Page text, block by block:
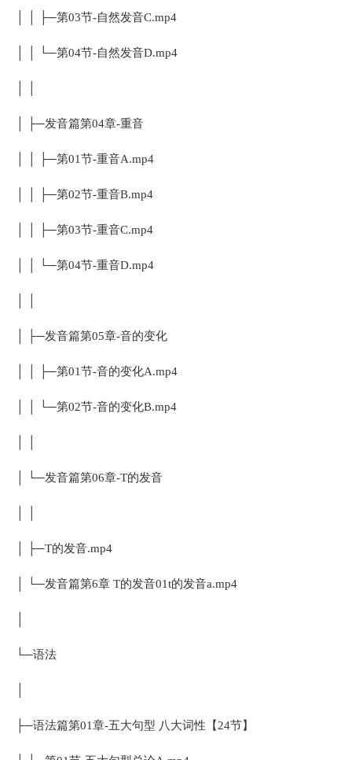
│ │ ├─第03节-自然发音C.mp4
│ │ └─第04节-自然发音D.mp4
│ ├─发音篇第04章-重音
│ │ ├─第01节-重音A.mp4
│ │ ├─第02节-重音B.mp4
│ │ ├─第03节-重音C.mp4
│ │ └─第04节-重音D.mp4
│ ├─发音篇第05章-音的变化
│ │ ├─第01节-音的变化A.mp4
│ │ └─第02节-音的变化B.mp4
│ └─发音篇第06章-T的发音
│ ├─T的发音.mp4
│ └─发音篇第6章 T的发音01t的发音a.mp4
└─语法
├─语法篇第01章-五大句型 八大词性【24节】